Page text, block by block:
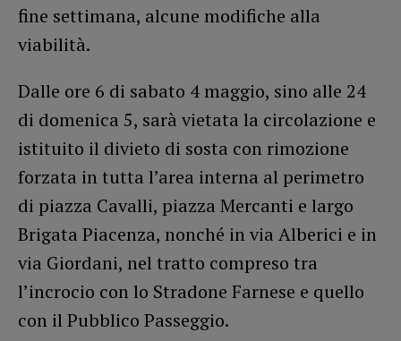
fine settimana, alcune modifiche alla
viabilità.
Dalle ore 6 di sabato 4 maggio, sino alle 24
di domenica 5, sarà vietata la circolazione e
istituito il divieto di sosta con rimozione
forzata in tutta l’area interna al perimetro
di piazza Cavalli, piazza Mercanti e largo
Brigata Piacenza, nonché in via Alberici e in
via Giordani, nel tratto compreso tra
l’incrocio con lo Stradone Farnese e quello
con il Pubblico Passeggio.